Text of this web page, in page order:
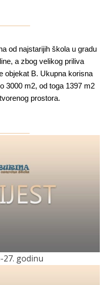
od najstarijih škola u gradu
a zbog velikog priliva
objekat B. Ukupna korisna
3000 m2, od toga 1397 m2
prostora.
27. godinu